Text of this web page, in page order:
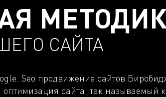
САЙТА
Seo продвижение сайтов
сайта, так называемый